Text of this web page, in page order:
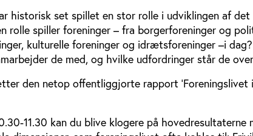
historisk set spillet en stor rolle i udviklingen af det
rolle spiller foreninger – fra borgerforeninger og
kulturelle foreninger og idrætsforeninger –i
de med, og hvilke udfordringer står de
den netop offentliggjorte rapport ’Foreningslivet i
11.30 kan du blive klogere på hovedresultaterne